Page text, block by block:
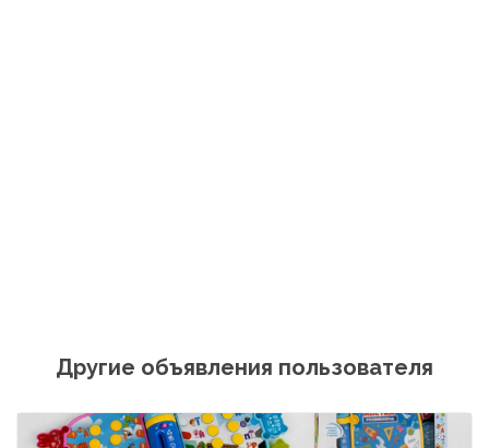
Другие объявления пользователя